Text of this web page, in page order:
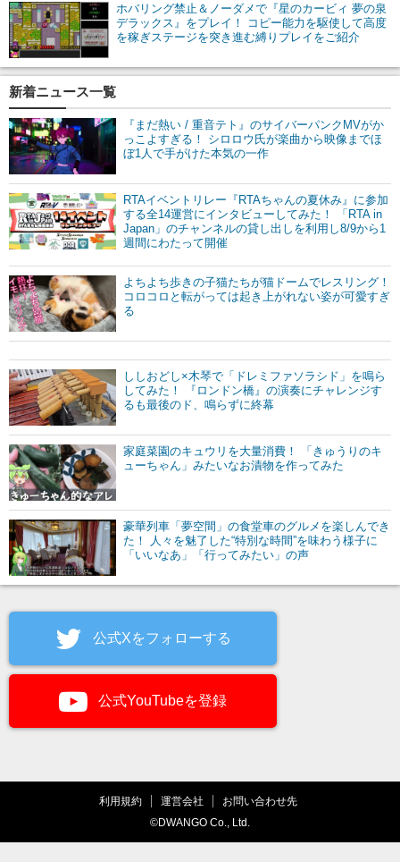
ホバリング禁止＆ノーダメで『星のカービィ 夢の泉
デラックス』をプレイ！ コピー能力を駆使して高度
を稼ぎステージを突き進む縛りプレイをご紹介
新着ニュース一覧
『まだ熱い / 重音テト』のサイバーパンクMVがか
っこよすぎる！ シロロウ氏が楽曲から映像までほ
ぼ1人で手がけた本気の一作
RTAイベントリレー『RTAちゃんの夏休み』に参加
する全14運営にインタビューしてみた！ 「RTA in
Japan」のチャンネルの貸し出しを利用し8/9から1
週間にわたって開催
よちよち歩きの子猫たちが猫ドームでレスリング！
コロコロと転がっては起き上がれない姿が可愛すぎ
る
ししおどし×木琴で「ドレミファソラシド」を鳴ら
してみた！ 『ロンドン橋』の演奏にチャレンジす
るも最後のド、鳴らずに終幕
家庭菜園のキュウリを大量消費！ 「きゅうりのキ
ューちゃん」みたいなお漬物を作ってみた
豪華列車「夢空間」の食堂車のグルメを楽しんでき
た！ 人々を魅了した“特別な時間”を味わう様子に
「いいなあ」「行ってみたい」の声
公式Xをフォローする
公式YouTubeを登録
利用規約 運営会社
お問い合わせ先
©DWANGO Co., Ltd.